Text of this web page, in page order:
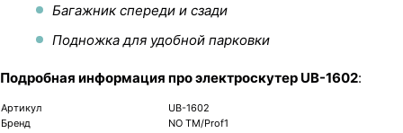
Багажник спереди и сзади
Подножка для удобной парковки
Подробная информация про электроскутер UB-1602:
Артикул
UB-1602
Бренд
NO TM/Prof1